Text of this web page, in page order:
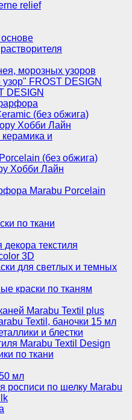
relief
морозных узоров
FROST DESIGN
DESIGN
(без обжига)
Хобби Лайн
и
(без обжига)
Хобби Лайн
Marabu Porcelain
по ткани
текстиля
3D
для светлых и темных
краски по тканям
Marabu Textil plus
Textil, баночки 15 мл
и блестки
Marabu Textil Design
по ткани
мл
росписи по шелку Marabu